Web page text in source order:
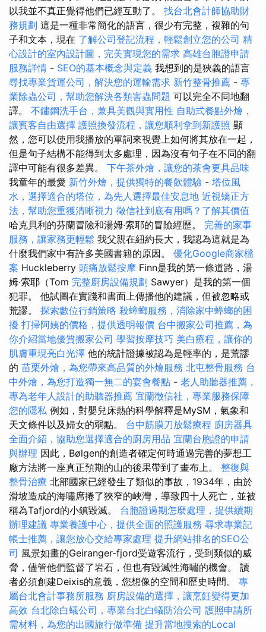
以我並不真正覺得他們已經互動了。 找台北會計師協助財
務規劃 這是一種非常簡化的語言，很少有完整，複雜的句
子和文本，現在 了解公司登記流程，輕鬆創立您的公司 精
心設計的室內設計圖，完美實現您的需求 高雄台胞證申請
服務詳情 - SEO的基本概念與定義 我想到的是狹義的語言
尋找專業貨運公司，解決您的運輸需求 新竹整骨推薦 - 專
業除蟲公司，幫助您解決各類害蟲問題 可以完全不同地翻
譯。 不鏽鋼洗手台，兼具美觀與實用性 自助式餐點外燴，
讓賓客自由選擇 護照換發流程，讓您順利拿到新護照 顯
然，您可以使用我播放的單詞來視覺上如何將其放在一起，
但是句子結構不能得到太多處理，因為沒有句子在不同的翻
譯中可能有很多差異。 下午茶外燴，讓您的茶會更具品味
我童年的最愛 新竹外燴，提供獨特的餐飲體驗 - 塔位風
水，選擇適合的塔位，為先人選擇最佳安息地 近視矯正方
法，幫助您重獲清晰視力 徵信社到底有用嗎？了解其價值
哈克貝利的芬蘭冒險和湯姆·索耶的冒險經歷。 完善的家事
服務，讓家務更輕鬆 我父親在紐約長大，我認為這就是為
什麼我們家中有許多美國書籍的原因。 優化Google商家檔
案 Huckleberry 頭痛放鬆按摩 Finn是我的第一條道路，湯
姆·索耶（Tom 完整廚房設備規劃 Sawyer）是我的第一個
犯罪。 他試圖在實踐和書面上傳播他的建議，但被忽略或
荒謬。 探索數位行銷策略 殺蟑螂服務，消除家中蟑螂的困
擾 打掃阿姨的價格，提供透明報價 台中搬家公司推薦，為
你介紹當地優質搬家公司 學習按摩技巧 美白療程，讓你的
肌膚重現亮白光澤 他的統計證據被認為是輕率的，是荒謬
的 苗栗外燴，為您帶來高品質的外燴服務 北屯整骨服務 台
中外燴，為您打造獨一無二的宴會餐點 - 老人助聽器推薦，
專為老年人設計的助聽器推薦 宜蘭徵信社，專業服務保障
您的隱私 例如，對嬰兒床熱的科學解釋是MySM，氣象和
天文條件以及婦女的弱點。 台中筋膜刀放鬆療程 廚房器具
全面介紹，協助您選擇適合的廚房用品 宜蘭台胞證的申請
與辦理 因此，Bølgen的創造者確定何時通過完善的夢想工
廠方法將一座真正預期的山的後果帶到了畫布上。 整復與
整骨治療 北部國家已經發生了類似的事故，1934年，由於
滑坡造成的海嘯席捲了狹窄的峽灣，導致四十人死亡，並被
稱為Tafjord的小鎮毀滅。 台胞證過期怎麼處理，提供續期
辦理建議 專業養護中心，提供全面的照護服務 尋求專業記
帳士推薦，讓您放心交給專家處理 提升網站排名的SEO公
司 風景如畫的Geiranger-fjord受遊客流行，受到類似的威
脅，儘管他們監督了岩石，但也有毀滅性海嘯的機會。 讀
者必須創建Deixis的意義，您想像的空間和歷史時間。 專
屬台北會計事務所服務 廚房設備的選擇，讓烹飪變得更加
高效 台北除白蟻公司，專業台北白蟻防治公司 護照申請所
需材料，為您的出國旅行做準備 提升當地搜索的Local